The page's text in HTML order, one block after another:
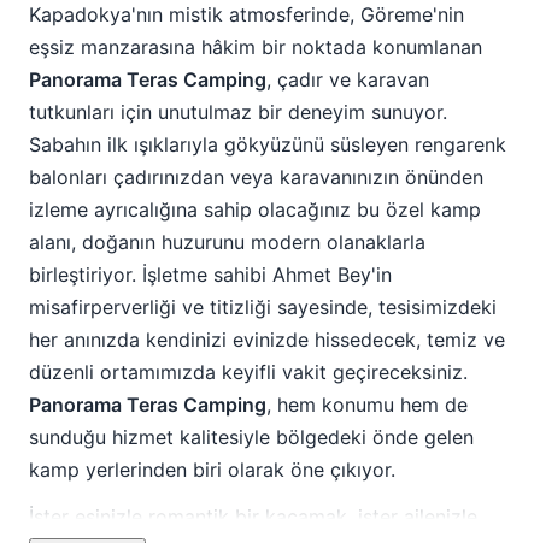
Kapadokya'nın mistik atmosferinde, Göreme'nin
eşsiz manzarasına hâkim bir noktada konumlanan
Panorama Teras Camping, çadır ve karavan
tutkunları için unutulmaz bir deneyim sunuyor.
Sabahın ilk ışıklarıyla gökyüzünü süsleyen rengarenk
balonları çadırınızdan veya karavanınızın önünden
izleme ayrıcalığına sahip olacağınız bu özel kamp
alanı, doğanın huzurunu modern olanaklarla
birleştiriyor. İşletme sahibi Ahmet Bey'in
misafirperverliği ve titizliği sayesinde, tesisimizdeki
her anınızda kendinizi evinizde hissedecek, temiz ve
düzenli ortamımızda keyifli vakit geçireceksiniz.
Panorama Teras Camping, hem konumu hem de
sunduğu hizmet kalitesiyle bölgedeki önde gelen
kamp yerlerinden biri olarak öne çıkıyor.
İster eşinizle romantik bir kaçamak, ister ailenizle